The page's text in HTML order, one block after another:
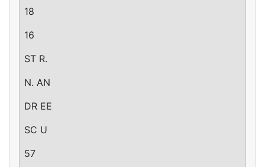
18
16
ST R.
N. AN
DR EE
SC U
57